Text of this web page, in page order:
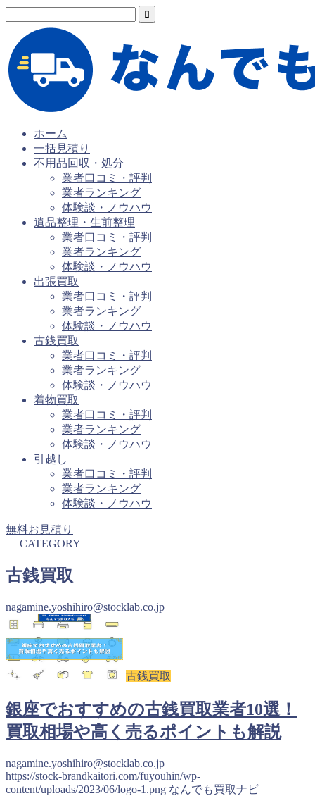
ホーム
一括見積り
不用品回収・処分
業者口コミ・評判
業者ランキング
体験談・ノウハウ
遺品整理・生前整理
業者口コミ・評判
業者ランキング
体験談・ノウハウ
出張買取
業者口コミ・評判
業者ランキング
体験談・ノウハウ
古銭買取
業者口コミ・評判
業者ランキング
体験談・ノウハウ
着物買取
業者口コミ・評判
業者ランキング
体験談・ノウハウ
引越し
業者口コミ・評判
業者ランキング
体験談・ノウハウ
無料お見積り
― CATEGORY ―
古銭買取
nagamine.yoshihiro@stocklab.co.jp
古銭買取
銀座でおすすめの古銭買取業者10選！
買取相場や高く売るポイントも解説
nagamine.yoshihiro@stocklab.co.jp
https://stock-brandkaitori.com/fuyouhin/wp-
content/uploads/2023/06/logo-1.png なんでも買取ナビ